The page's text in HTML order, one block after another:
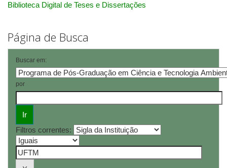
Biblioteca Digital de Teses e Dissertações
Página de Busca
Buscar em:
por
Filtros correntes: